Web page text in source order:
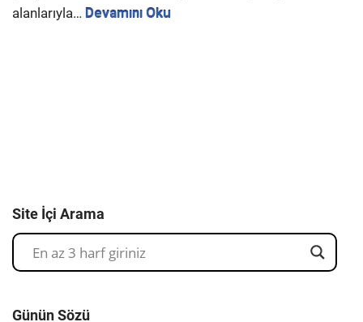
alanlarıyla… Devamını Oku
Site İçi Arama
Günün Sözü